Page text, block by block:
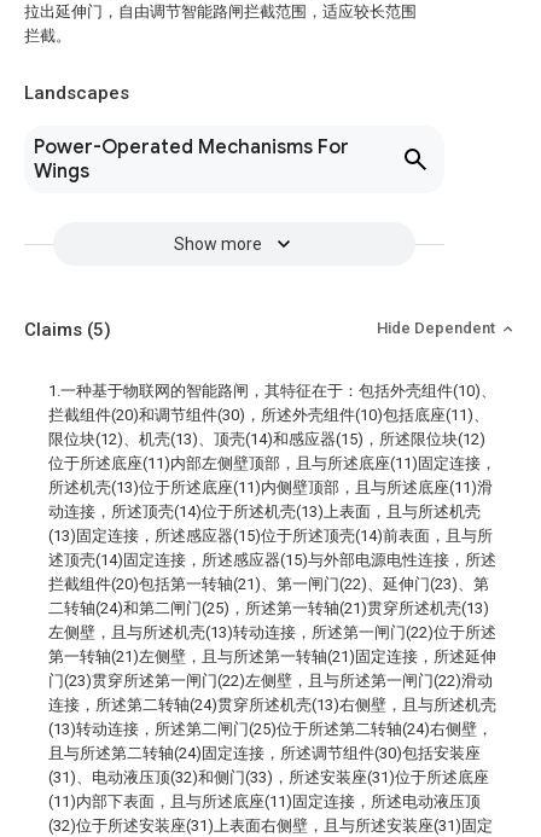
拉出延伸门，自由调节智能路闸拦截范围，适应较长范围
拦截。
Landscapes
Power-Operated Mechanisms For
Wings
Show more
Claims (5) Hide Dependent
1.一种基于物联网的智能路闸，其特征在于：包括外壳组件(10)、
拦截组件(20)和调节组件(30)，所述外壳组件(10)包括底座(11)、
限位块(12)、机壳(13)、顶壳(14)和感应器(15)，所述限位块(12)
位于所述底座(11)内部左侧壁顶部，且与所述底座(11)固定连接，
所述机壳(13)位于所述底座(11)内侧壁顶部，且与所述底座(11)滑
动连接，所述顶壳(14)位于所述机壳(13)上表面，且与所述机壳
(13)固定连接，所述感应器(15)位于所述顶壳(14)前表面，且与所
述顶壳(14)固定连接，所述感应器(15)与外部电源电性连接，所述
拦截组件(20)包括第一转轴(21)、第一闸门(22)、延伸门(23)、第
二转轴(24)和第二闸门(25)，所述第一转轴(21)贯穿所述机壳(13)
左侧壁，且与所述机壳(13)转动连接，所述第一闸门(22)位于所述
第一转轴(21)左侧壁，且与所述第一转轴(21)固定连接，所述延伸
门(23)贯穿所述第一闸门(22)左侧壁，且与所述第一闸门(22)滑动
连接，所述第二转轴(24)贯穿所述机壳(13)右侧壁，且与所述机壳
(13)转动连接，所述第二闸门(25)位于所述第二转轴(24)右侧壁，
且与所述第二转轴(24)固定连接，所述调节组件(30)包括安装座
(31)、电动液压顶(32)和侧门(33)，所述安装座(31)位于所述底座
(11)内部下表面，且与所述底座(11)固定连接，所述电动液压顶
(32)位于所述安装座(31)上表面右侧壁，且与所述安装座(31)固定